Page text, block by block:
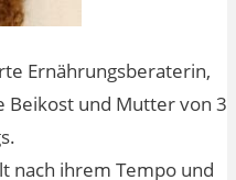
Ernährungsberaterin,
Beikost und Mutter von 3
nach ihrem Tempo und